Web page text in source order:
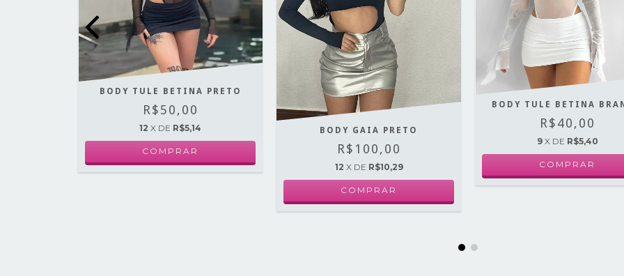
BODY TULE BETINA PRETO
R$50,00
12 X DE R$5,14
COMPRAR
BODY GAIA PRETO
R$100,00
12 X DE R$10,29
COMPRAR
BODY TULE BETINA
R$40,00
9 X DE R$5,40
COMPRAR